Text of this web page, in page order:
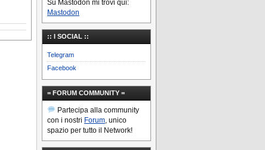
Su Mastodon mi trovi qui:
Mastodon
:: I SOCIAL ::
Telegram
Facebook
= FORUM COMMUNITY =
Partecipa alla community
con i nostri Forum, unico
spazio per tutto il Network!